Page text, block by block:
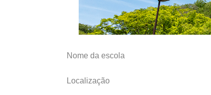
Nome da escola
Localização